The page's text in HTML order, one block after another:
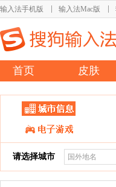
输入法手机版 输入法Mac版
首页 皮肤
请选择城市